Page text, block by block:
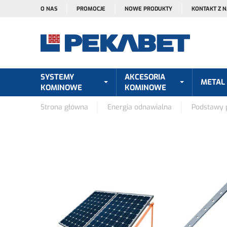
O NAS PROMOCJE NOWE PRODUKTY KONTAKT Z
SYSTEMY
KOMINOWE
AKCESORIA
KOMINOWE
METAL
Strona główna Energia odnawialna Podstawy